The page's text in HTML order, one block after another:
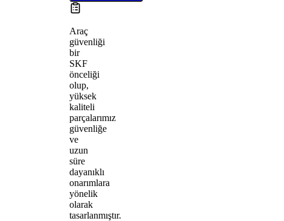
Araç
güvenliği
bir
SKF
önceliği
olup,
yüksek
kaliteli
parçalarımız
güvenliğe
ve
uzun
süre
dayanıklı
onarımlara
yönelik
olarak
tasarlanmıştır.